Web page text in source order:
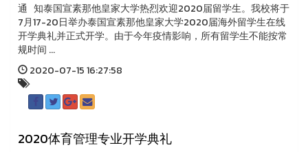
通 知泰国宣素那他皇家大学热烈欢迎2020届留学生。我校将于
7月17-20日举办泰国宣素那他皇家大学2020届海外留学生在线
开学典礼并正式开学。由于今年疫情影响，所有留学生不能按常
规时间 ...
2020-07-15 16:27:58
2020体育管理专业开学典礼